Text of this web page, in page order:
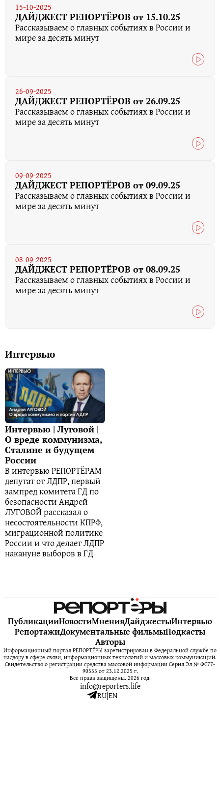
15-10-2025
ДАЙДЖЕСТ РЕПОРТЁРОВ от 15.10.25
Рассказываем о главных событиях в России и
мире за десять минут
26-09-2025
ДАЙДЖЕСТ РЕПОРТЁРОВ от 26.09.25
Рассказываем о главных событиях в России и
мире за десять минут
09-09-2025
ДАЙДЖЕСТ РЕПОРТЁРОВ от 09.09.25
Рассказываем о главных событиях в России и
мире за десять минут
08-09-2025
ДАЙДЖЕСТ РЕПОРТЁРОВ от 08.09.25
Рассказываем о главных событиях в России и
мире за десять минут
Интервью
Интервью | Луговой |
О вреде коммунизма,
Сталине и будущем
России
В интервью РЕПОРТЁРАМ
депутат от ЛДПР, первый
зампред комитета ГД по
безопасности Андрей
ЛУГОВОЙ рассказал о
несостоятельности КПРФ,
миграционной политике
России и что делает ЛДПР
накануне выборов в ГД
ПубликацииНовостиМненияДайджестыИнтервью
РепортажиДокументальные фильмыПодкасты
Авторы
Информационный портал РЕПОРТЁРЫ зарегистрирован в Федеральной службе по
надзору в сфере связи, информационных технологий и массовых коммуникаций.
Свидетельство о регистрации средства массовой информации Серия Эл № ФС77-
90555 от 23.12.2025 г.
Все права защищены. 2026 год.
info@reporters.life
RU|EN